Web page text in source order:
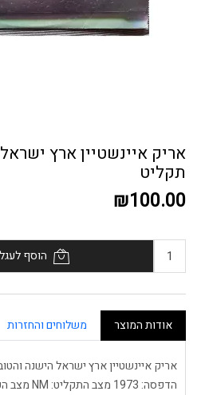
אריק איינשטיין ארץ
תקליט
₪100.00
הוסף
אודות המוצר משלוחים והחזרות
אריק איינשטיין ארץ ישראל הישנה